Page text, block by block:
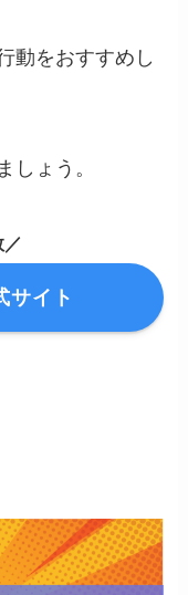
動をおすすめし
しょう。
サイト